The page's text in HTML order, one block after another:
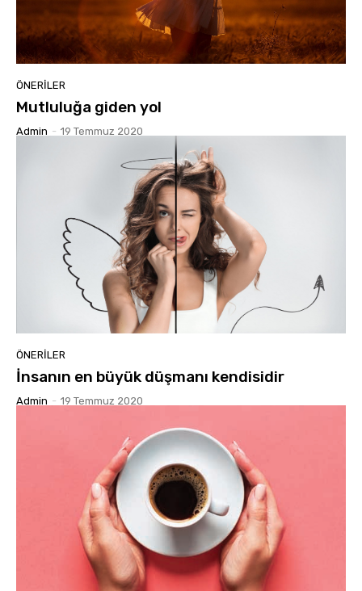
ÖNERILER
Mutluluğa giden yol
Admin - 19 Temmuz 2020
ÖNERILER
İnsanın en büyük düşmanı kendisidir
Admin - 19 Temmuz 2020